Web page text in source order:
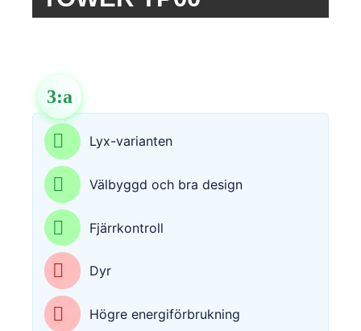
3:a
Lyx-varianten
Välbyggd och bra design
Fjärrkontroll
Dyr
Högre energiförbrukning